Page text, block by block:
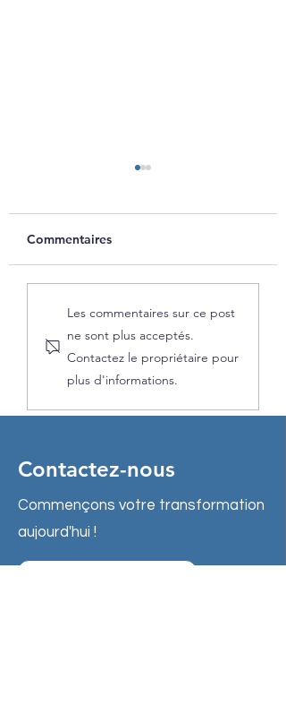
Printemps !
Commentaires
Les commentaires sur ce post
ne sont plus acceptés.
Contactez le propriétaire pour
plus d'informations.
Contactez-nous
Commençons votre transformation
aujourd'hui !